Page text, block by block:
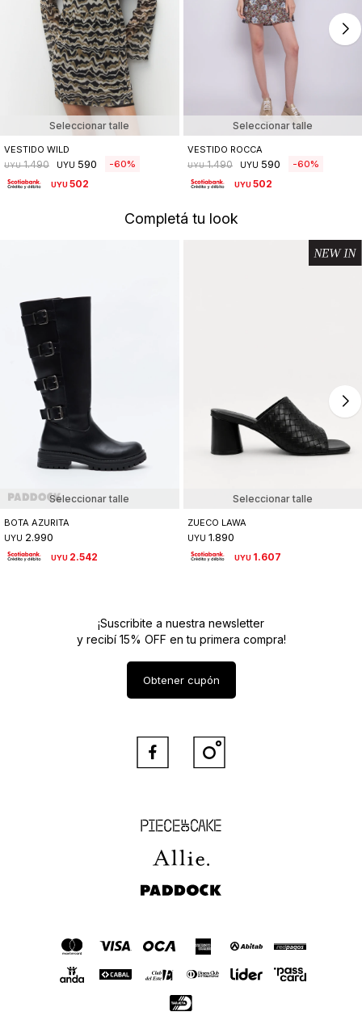
Seleccionar talle
VESTIDO WILD
UYU 1.490 UYU 590 60
UYU502
Seleccionar talle
VESTIDO ROCCA
UYU 1.490 UYU 590 60
UYU 502
Completá tu look
Seleccionar talle
BOTA AZURITA
UYU 2.990
UYU 2.542
Seleccionar talle
ZUECO LAWA
UYU 1.890
UYU 1.607
Piece of Cake
Allie
Paddock
¡Suscribite a nuestra newsletter
y recibí 15% OFF en tu primera compra!
Obtener cupón
 